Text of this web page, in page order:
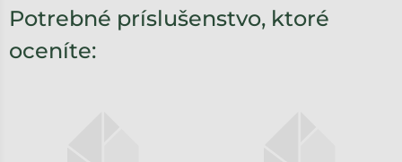
Potrebné príslušenstvo, ktoré
oceníte: